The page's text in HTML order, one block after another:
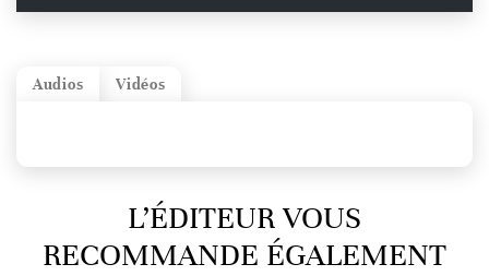
Vidéos
Audios
L’ÉDITEUR VOUS
RECOMMANDE ÉGALEMENT